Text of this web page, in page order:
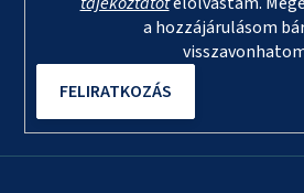
a hozzájárulásom
FELIRATKOZÁS